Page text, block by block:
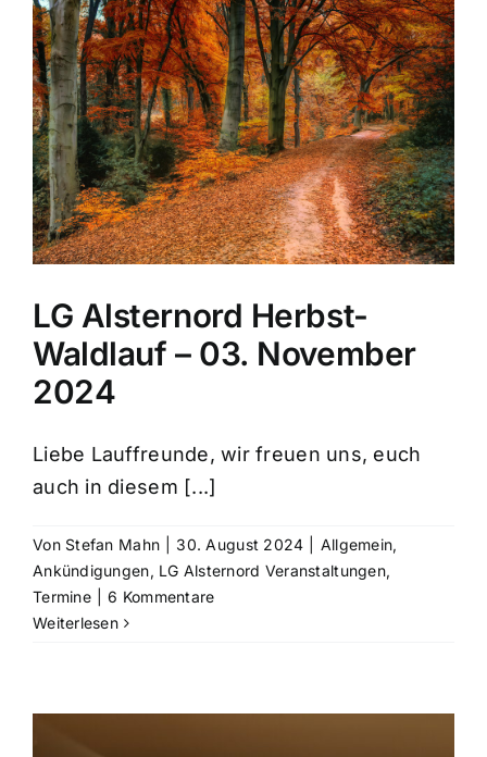
LG Alsternord Herbst-
Waldlauf – 03. November
2024
Liebe Lauffreunde, wir freuen uns, euch
auch in diesem [...]
Von Stefan Mahn 30. August 2024 Allgemein,
Ankündigungen, LG Alsternord Veranstaltungen,
Termine
6 Kommentare
Weiterlesen